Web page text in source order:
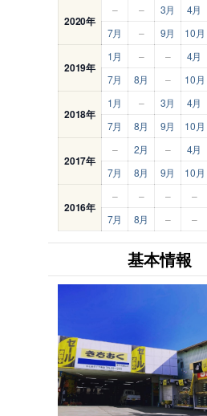
2020年
– – 3月 4月
7月
– 9月 10月
2019年
1月 – – 4月
7月
8月 – 10月
2018年
1月 – 3月 4月
7月
8月 9月 10月
2017年
– 2月 – 4月
7月
8月 9月 10月
2016年
– – – –
7月
8月 – –
基本情報